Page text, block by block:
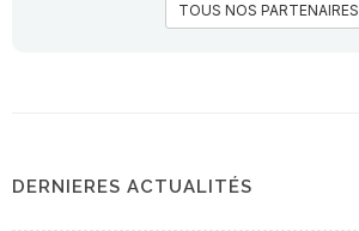
TOUS NOS PARTENAIRES
DERNIERES ACTUALITÉS